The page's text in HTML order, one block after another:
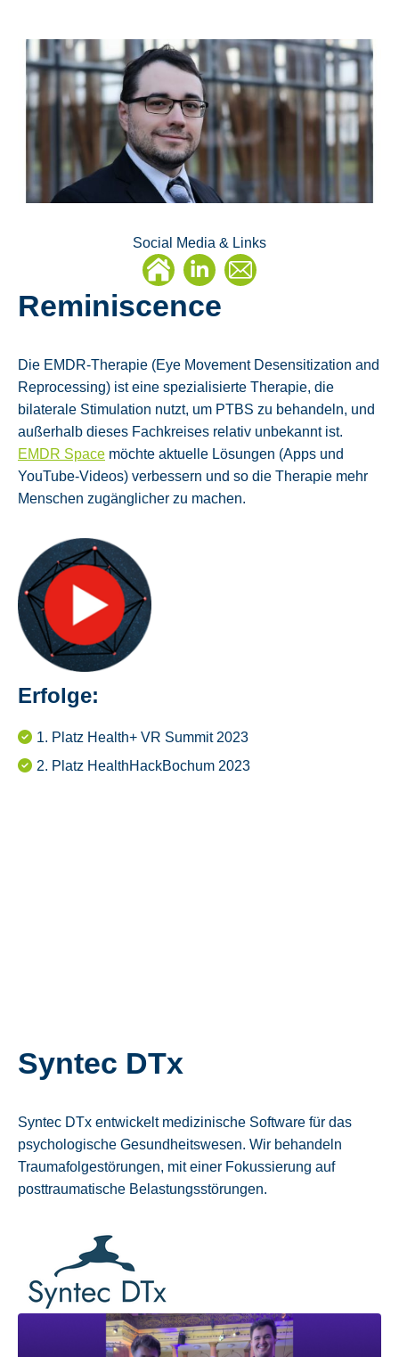
Social Media & Links
Linkedin
E-
Reminiscence
Die EMDR-Therapie (Eye Movement Desensitization and
Reprocessing) ist eine spezialisierte Therapie, die
bilaterale Stimulation nutzt, um PTBS zu behandeln, und
außerhalb dieses Fachkreises relativ unbekannt ist.
EMDR Space möchte aktuelle Lösungen (Apps und
YouTube-Videos) verbessern und so die Therapie mehr
Menschen zugänglicher zu machen.
Erfolge:
1. Platz Health+ VR Summit 2023
2. Platz HealthHackBochum 2023
Syntec DTx
Syntec DTx entwickelt medizinische Software für das
psychologische Gesundheitswesen. Wir behandeln
Traumafolgestörungen, mit einer Fokussierung auf
posttraumatische Belastungsstörungen.